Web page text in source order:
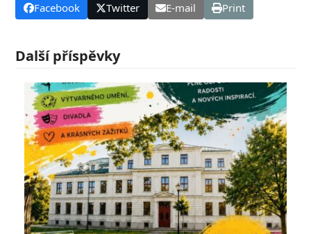
Facebook Twitter E-mail Print
Další příspěvky